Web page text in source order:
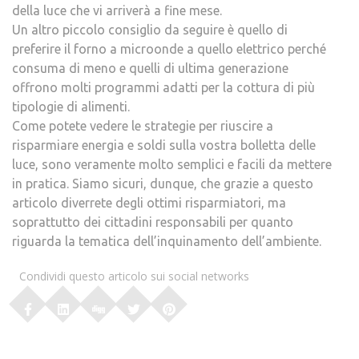
della luce che vi arriverà a fine mese.
Un altro piccolo consiglio da seguire è quello di
preferire il forno a microonde a quello elettrico perché
consuma di meno e quelli di ultima generazione
offrono molti programmi adatti per la cottura di più
tipologie di alimenti.
Come potete vedere le strategie per riuscire a
risparmiare energia e soldi sulla vostra bolletta delle
luce, sono veramente molto semplici e facili da mettere
in pratica. Siamo sicuri, dunque, che grazie a questo
articolo diverrete degli ottimi risparmiatori, ma
soprattutto dei cittadini responsabili per quanto
riguarda la tematica dell’inquinamento dell’ambiente.
Condividi questo articolo sui social networks